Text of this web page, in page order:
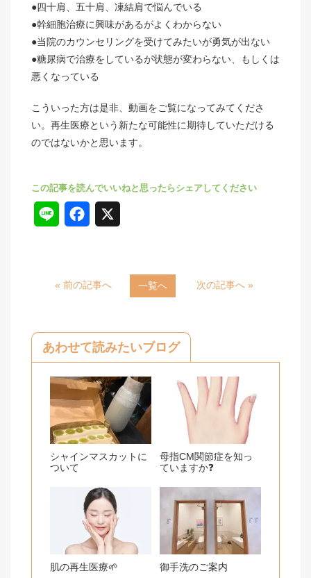
●四十肩、五十肩、凍結肩で悩んでいる
●幹細胞治療に興味があるがよくわからない
●当院のカウンセリングを受けてみたいが勇気が出ない
●糖尿病で治療をしているが状態が変わらない、もしくは
悪くなっている
こういった方は是非、動画をご覧になってみてくださ
い。再生医療という新たな可能性に期待していただける
のではないかと思います。
e e
o
o
k
« 前の記事へ 一覧へ 次の記事へ »
あわせて読みたいブログ
シャインマスカットに
ついて
母指CM関節症を知っ
ていますか❓
肌の再生医療🌱 御手洗のご案内